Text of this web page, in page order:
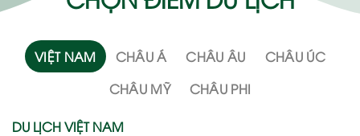
VIỆT NAM CHÂU Á CHÂU ÂU
CHÂU ÚC
CHÂU MỸ
CHÂU PHI
DU LỊCH VIỆT NAM